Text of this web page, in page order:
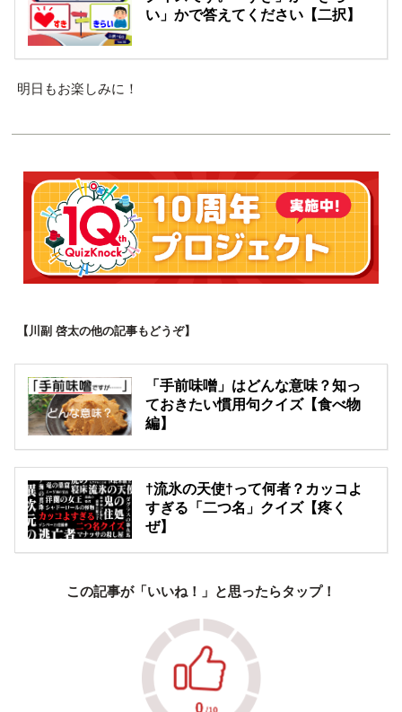
い」かで答えてください【二択】
明日もお楽しみに！
【川副 啓太の他の記事もどうぞ】
「手前味噌」はどんな意味？知っ
ておきたい慣用句クイズ【食べ物
編】
†流氷の天使†って何者？カッコよ
すぎる「二つ名」クイズ【疼く
ぜ】
この記事が「いいね！」と思ったらタップ！